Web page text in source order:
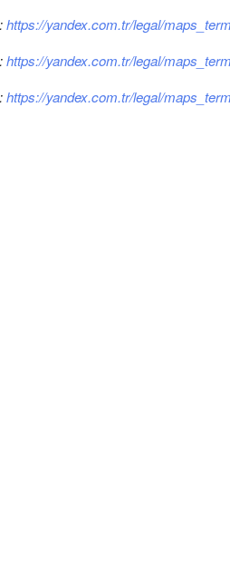
https://yandex.com.tr/legal/
https://yandex.com.tr/legal/
https://yandex.com.tr/legal/